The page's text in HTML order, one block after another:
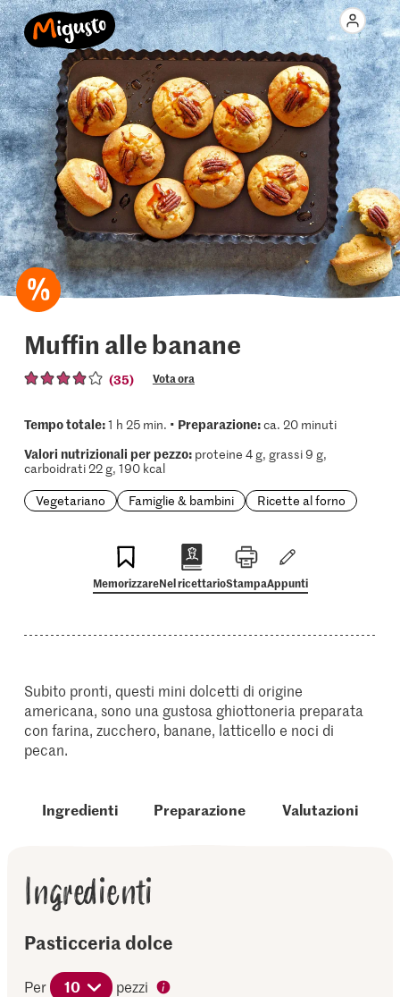
Muffin alle banane
(35) Vota ora
Tempo totale:1 h 25 min. • Preparazione:ca. 20 minuti
Valori nutrizionali per pezzo:proteine 4 g, grassi 9 g,
carboidrati 22 g, 190 kcal
Vegetariano
Famiglie & bambini Ricette al forno
MemorizzareNel ricettarioStampaAppunti
Subito pronti, questi mini dolcetti di origine
americana, sono una gustosa ghiottoneria preparata
con farina, zucchero, banane, latticello e noci di
pecan.
Ingredienti Preparazione Valutazioni
Ingredienti
Pasticceria dolce
Per 10
pezzi